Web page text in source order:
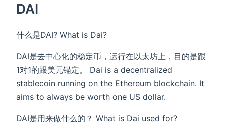
DAI
什么是DAI? What is Dai?
DAI是去中心化的稳定币，运行在以太坊上，目的是跟
1对1的跟美元锚定。 Dai is a decentralized
stablecoin running on the Ethereum blockchain. It
aims to always be worth one US dollar.
DAI是用来做什么的？ What is Dai used for?